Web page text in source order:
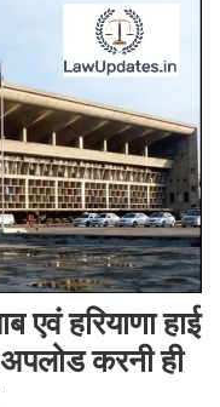
हरियाणा हाई
करनी ही